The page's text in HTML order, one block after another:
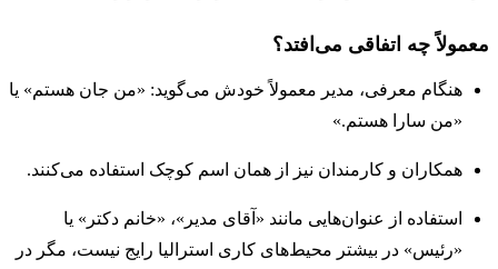
معمولاً چه اتفاقی می‌افتد؟
هنگام معرفی، مدیر معمولاً خودش می‌گوید: «من جان هستم» یا
«من سارا هستم.»
همکاران و کارمندان نیز از همان اسم کوچک استفاده می‌کنند.
استفاده از عنوان‌هایی مانند «آقای مدیر»، «خانم دکتر» یا
«رئیس» در بیشتر محیط‌های کاری استرالیا رایج نیست، مگر در